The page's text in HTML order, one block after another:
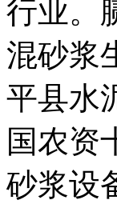
行业。
混砂浆
平县水
国农资
砂浆设